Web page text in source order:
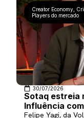
Creator Economy
Players do mercado
30/07/2026
Sotaq estreia
Influência
Felipe Yagi, da